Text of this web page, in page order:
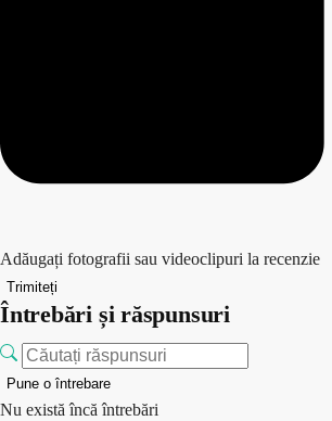
Adăugați fotografii sau videoclipuri la recenzie
Trimiteți
Întrebări și răspunsuri
Pune o întrebare
Nu există încă întrebări